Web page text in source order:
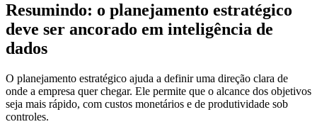
Resumindo: o planejamento estratégico
deve ser ancorado em inteligência de
dados
O planejamento estratégico ajuda a definir uma direção clara de
onde a empresa quer chegar. Ele permite que o alcance dos objetivos
seja mais rápido, com custos monetários e de produtividade sob
controles.